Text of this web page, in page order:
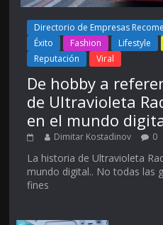
Directorio de Empresas
Éxito
Fashion Lifestyle
Reputación
Viral
De hobby a
de Ultravioleta
en el mundo
Dimitar Kostadinov 0
La historia de Ultravioleta
mundo digital.. No todas las
fines